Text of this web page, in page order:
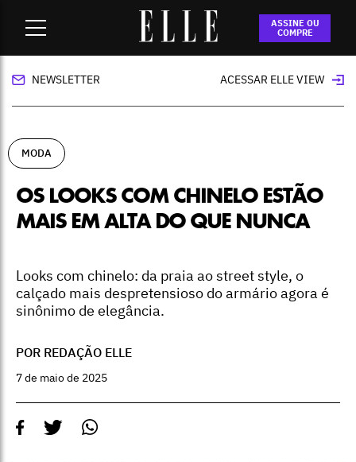
ASSINE OU
COMPRE
Os looks com chinelo estão mais em alta do
que nunca
NEWSLETTER ACESSAR ELLE VIEW
MODA
OS LOOKS COM CHINELO ESTÃO
MAIS EM ALTA DO QUE NUNCA
Looks com chinelo: da praia ao street style, o
calçado mais despretensioso do armário agora é
sinônimo de elegância.
POR REDAÇÃO ELLE
7 de maio de 2025